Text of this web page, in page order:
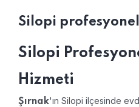
Silopi
Silopi
Hizmeti
Şırnak'ın Silopi ilçesinde